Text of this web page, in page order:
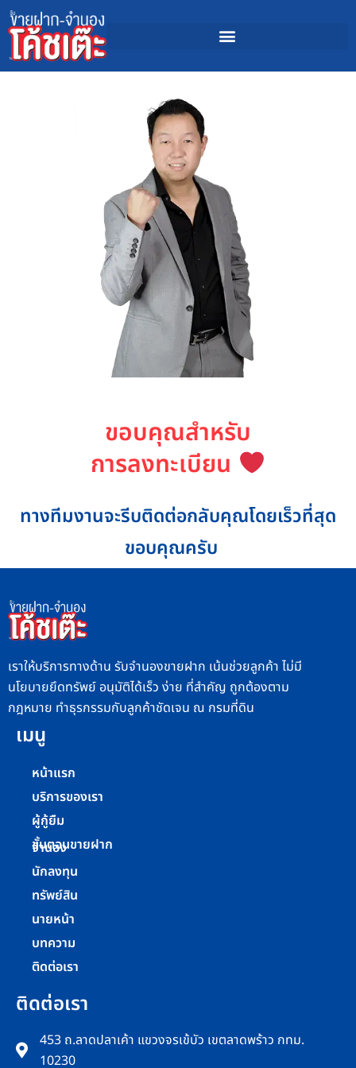
ขอบคุณสำหรับ
การลงทะเบียน
ทางทีมงานจะรีบติดต่อกลับคุณโดยเร็วที่สุด
ขอบคุณครับ
เราให้บริการทางด้าน รับจำนองขายฝาก เน้นช่วยลูกค้า ไม่มี
นโยบายยึดทรัพย์ อนุมัติได้เร็ว ง่าย ที่สำคัญ ถูกต้องตาม
กฎหมาย ทำธุรกรรมกับลูกค้าชัดเจน ณ กรมที่ดิน
เมนู
หน้าแรก
บริการของเรา
ผู้กู้ยืม
ขั้นตอนขายฝาก
จำนอง
นักลงทุน
ทรัพย์สิน
นายหน้า
บทความ
ติดต่อเรา
ติดต่อเรา
453 ถ.ลาดปลาเค้า แขวงจรเข้บัว เขตลาดพร้าว กทม.
10230